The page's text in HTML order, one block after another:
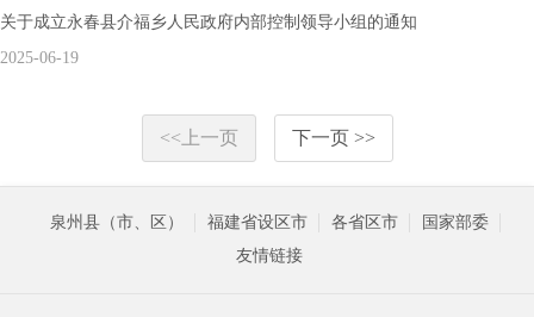
2025-06-19
关于成立永春县介福乡人民政府内部控制领导小组的通知
<<上一页 下一页 >>
泉州县（市、区） 福建省设区市 各省区市
国家部委
友情链接